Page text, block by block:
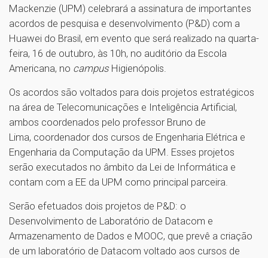
Mackenzie (UPM) celebrará a assinatura de importantes
acordos de pesquisa e desenvolvimento (P&D) com a
Huawei do Brasil, em evento que será realizado na quarta-
feira, 16 de outubro, às 10h, no auditório da Escola
Americana, no campus Higienópolis.
Os acordos são voltados para dois projetos estratégicos
na área de Telecomunicações e Inteligência Artificial,
ambos coordenados pelo professor Bruno de
Lima, coordenador dos cursos de Engenharia Elétrica e
Engenharia da Computação da UPM. Esses projetos
serão executados no âmbito da Lei de Informática e
contam com a EE da UPM como principal parceira.
Serão efetuados dois projetos de P&D: o
Desenvolvimento de Laboratório de Datacom e
Armazenamento de Dados e MOOC, que prevê a criação
de um laboratório de Datacom voltado aos cursos de